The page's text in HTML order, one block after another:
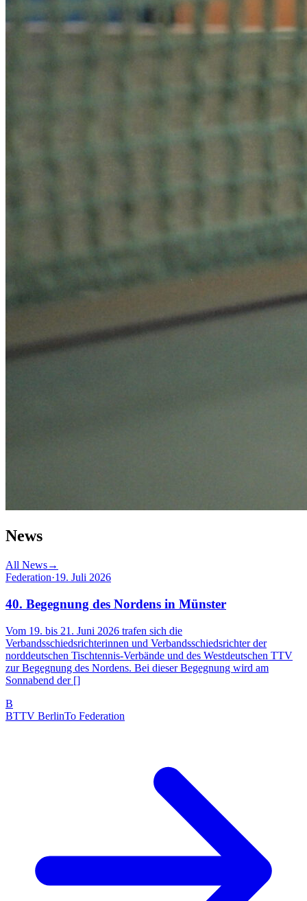
News
All News→
Federation·19. Juli 2026
40. Begegnung des Nordens in Münster
Vom 19. bis 21. Juni 2026 trafen sich die
Verbandsschiedsrichterinnen und Verbandsschiedsrichter der
norddeutschen Tischtennis-Verbände und des Westdeutschen TTV
zur Begegnung des Nordens. Bei dieser Begegnung wird am
Sonnabend der []
B
BTTV BerlinTo Federation